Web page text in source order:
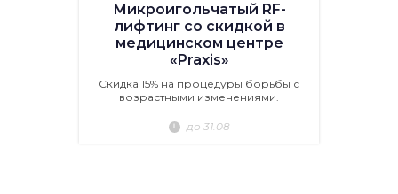
Микроигольчатый RF-
лифтинг со скидкой в
медицинском центре
«Praxis»
Скидка 15% на процедуры борьбы с
возрастными изменениями.
до 31.08